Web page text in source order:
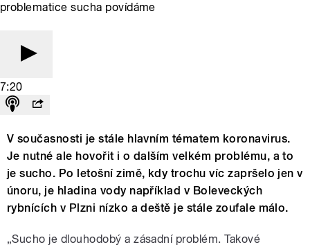
problematice sucha povídáme
7:20
V současnosti je stále hlavním tématem koronavirus.
Je nutné ale hovořit i o dalším velkém problému, a to
je sucho. Po letošní zimě, kdy trochu víc zapršelo jen v
únoru, je hladina vody například v Boleveckých
rybnících v Plzni nízko a deště je stále zoufale málo.
„Sucho je dlouhodobý a zásadní problém. Takové